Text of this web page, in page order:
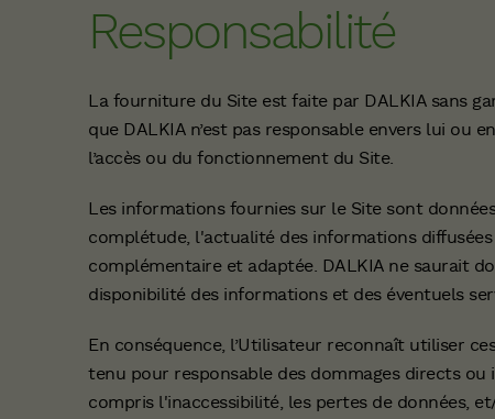
Responsabilité
La fourniture du Site est faite par DALKIA sans
que DALKIA n’est pas responsable envers lui
l’accès ou du fonctionnement du Site.
Les informations fournies sur le Site sont
complétude, l'actualité des informations
complémentaire et adaptée. DALKIA ne saurait
disponibilité des informations et des éventuels
En conséquence, l’Utilisateur reconnaît utiliser
tenu pour responsable des dommages directs
compris l'inaccessibilité, les pertes de données,